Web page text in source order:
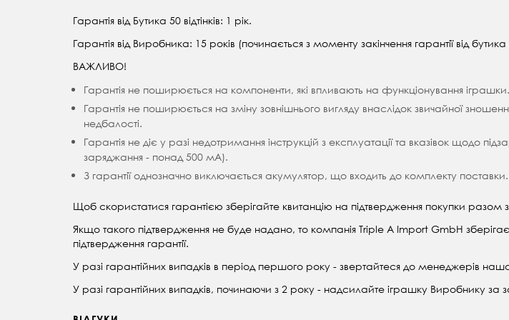
Гарантія від Бутика 50 відтінків: 1 рік.
Гарантія від Виробника: 15 років (починається з моменту закінчення гарантії від бутика
ВАЖЛИВО!
Гарантія не поширюється на компоненти, які впливають на функціонування іграшки.
Гарантія не поширюється на зміну зовнішнього вигляду внаслідок звичайної
недбалості.
Гарантія не діє у разі недотримання інструкцій з експлуатації та вказівок щодо
заряджання - понад 500 мА).
З гарантії однозначно виключається акумулятор, що входить до комплекту поставки.
Щоб скористатися гарантією зберігайте квитанцію на підтвердження покупки
Якщо такого підтвердження не буде надано, то компанія Triple A Import GmbH
підтвердження гарантії.
У разі гарантійних випадків в період першого року - звертайтеся до менеджерів
У разі гарантійних випадків, починаючи з 2 року - надсилайте іграшку Виробнику за